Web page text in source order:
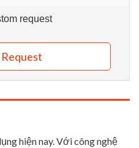
request
hiện nay. Với công nghệ